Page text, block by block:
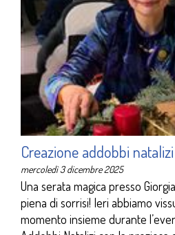
Creazione addobbi
mercoledì 3 dicembre 2025
Una serata magica presso
piena di sorrisi! Ieri abbiamo
momento insieme durante